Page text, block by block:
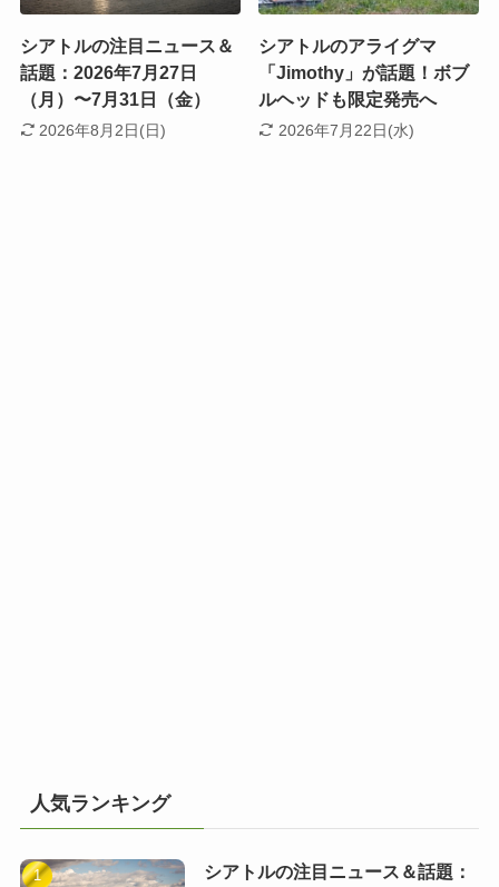
シアトルの注目ニュース＆
話題：2026年7月27日
（月）〜7月31日（金）
2026年8月2日(日)
シアトルのアライグマ
「Jimothy」が話題！ボブ
ルヘッドも限定発売へ
2026年7月22日(水)
人気ランキング
シアトルの注目ニュース＆話題：